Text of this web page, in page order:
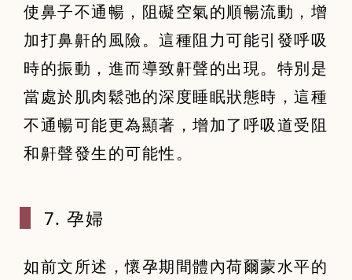
使鼻子不通暢，阻礙空氣的順暢流動，增
加打鼻鼾的風險。這種阻力可能引發呼吸
時的振動，進而導致鼾聲的出現。特別是
當處於肌肉鬆弛的深度睡眠狀態時，這種
不通暢可能更為顯著，增加了呼吸道受阻
和鼾聲發生的可能性。
7. 孕婦
如前文所述，懷孕期間體內荷爾蒙水平的